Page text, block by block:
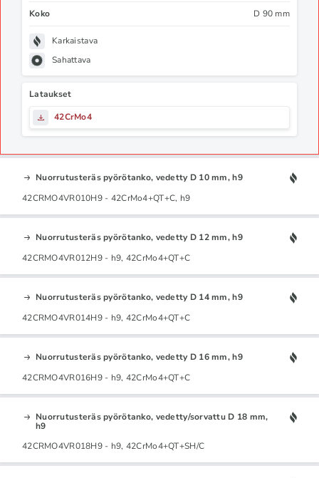
Koko D 90 mm
Karkaistava
Sahattava
Lataukset
42CrMo4
Nuorrutusteräs pyörötanko, vedetty D 10 mm, h9
42CRMO4VR010H9 - 42CrMo4+QT+C, h9
Nuorrutusteräs pyörötanko, vedetty D 12 mm, h9
42CRMO4VR012H9 - h9, 42CrMo4+QT+C
Nuorrutusteräs pyörötanko, vedetty D 14 mm, h9
42CRMO4VR014H9 - h9, 42CrMo4+QT+C
Nuorrutusteräs pyörötanko, vedetty D 16 mm, h9
42CRMO4VR016H9 - h9, 42CrMo4+QT+C
Nuorrutusteräs pyörötanko, vedetty/sorvattu D 18 mm,
h9
42CRMO4VR018H9 - h9, 42CrMo4+QT+SH/C